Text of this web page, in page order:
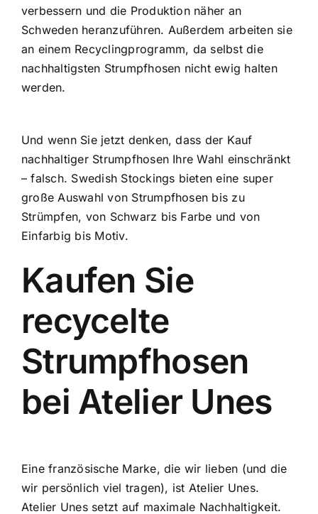
verbessern und die Produktion näher an
Schweden heranzuführen. Außerdem arbeiten sie
an einem Recyclingprogramm, da selbst die
nachhaltigsten Strumpfhosen nicht ewig halten
werden.
Und wenn Sie jetzt denken, dass der Kauf
nachhaltiger Strumpfhosen Ihre Wahl einschränkt
– falsch. Swedish Stockings bieten eine super
große Auswahl von Strumpfhosen bis zu
Strümpfen, von Schwarz bis Farbe und von
Einfarbig bis Motiv.
Kaufen Sie
recycelte
Strumpfhosen
bei Atelier Unes
Eine französische Marke, die wir lieben (und die
wir persönlich viel tragen), ist Atelier Unes.
Atelier Unes setzt auf maximale Nachhaltigkeit.